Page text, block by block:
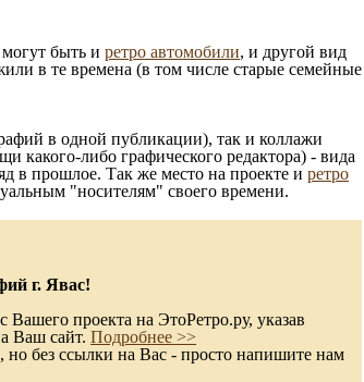
быть и ретро автомобили, и другой вид
в те времена (в том числе старые семейные
в одной публикации), так и коллажи
какого-либо графического редактора) - вида
в прошлое. Так же место на проекте и ретро
"носителям" своего времени.
г. Явас!
Вашего проекта на ЭтоРетро.ру, указав
Ваш сайт. Подробнее >>
без ссылки на Вас - просто напишите нам